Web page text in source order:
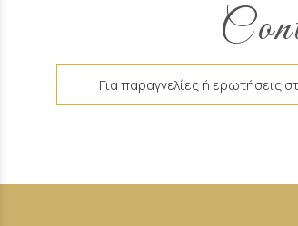
Για παραγγελίες ή ερωτήσεις